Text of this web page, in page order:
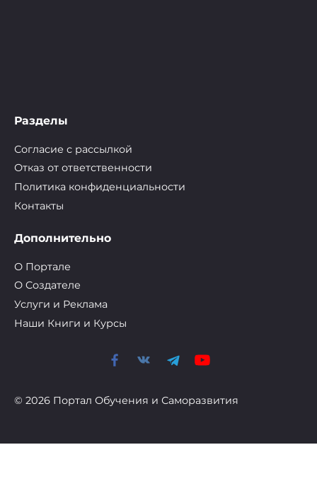
Разделы
Согласие с рассылкой
Отказ от ответственности
Политика конфиденциальности
Контакты
Дополнительно
О Портале
О Cоздателе
Услуги и Реклама
Наши Книги и Курсы
© 2026 Портал Обучения и Саморазвития